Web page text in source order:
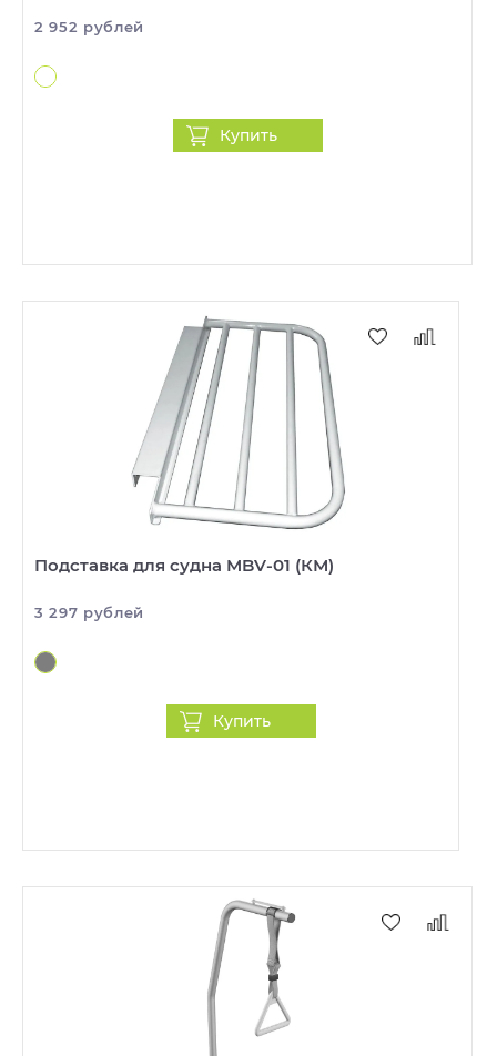
2 952 рублей
Купить
Подставка для судна MBV-01 (КМ)
3 297 рублей
Купить